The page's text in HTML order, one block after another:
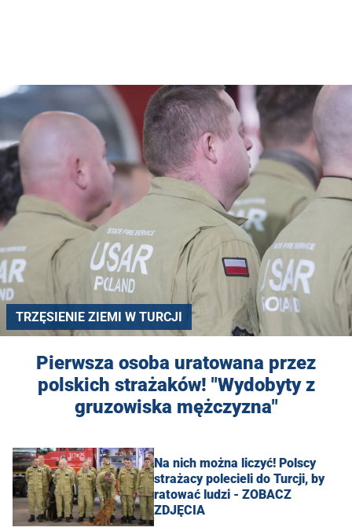
TRZĘSIENIE ZIEMI W TURCJI
Pierwsza osoba uratowana przez
polskich strażaków! "Wydobyty z
gruzowiska mężczyzna"
Na nich można liczyć! Polscy
strażacy polecieli do Turcji, by
ratować ludzi - ZOBACZ
ZDJĘCIA